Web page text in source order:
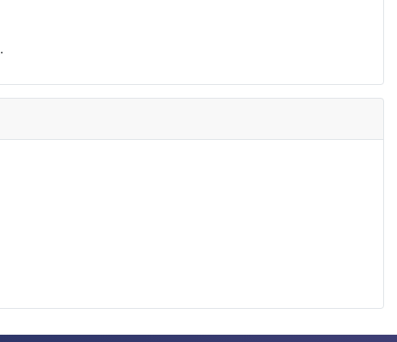
.